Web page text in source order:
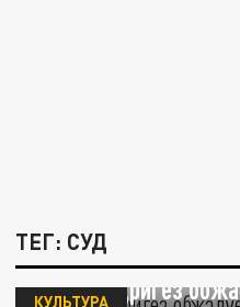
ТЕГ: СУД
Тимур Родригез
КУЛЬТУРА